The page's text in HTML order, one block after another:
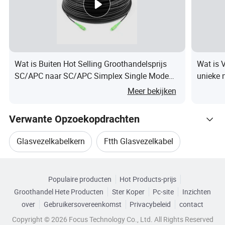
jaar toegenomen, zal de digitalisering
van woningen verder worden
ontwikkeld en zullen ook
vlinderoptische kabels breder worden
1.de kabel bestaat uit een optische
sterktebalk, een zelfdragende
eenheid en een buitenmantel;
Wat is Buiten Hot Selling Groothandelsprijs
SC/APC naar SC/APC Simplex Single Mode
Meer bekijken
Wat is
unieke
Verwante Opzoekopdrachten
Glasvezelkabelkern Ftth Glasvezelkabel
Kracht Optische Vezel Kabel
Blader door Categorieën
Populaire producten
Hot Products-prijs
Groothandel Hete Producten
Ster Koper Pc-site
Inzichten
over
Gebruikersovereenkomst Privacybeleid
contact
Copyright © 2026 Focus Technology Co., Ltd. All Rights Reserved